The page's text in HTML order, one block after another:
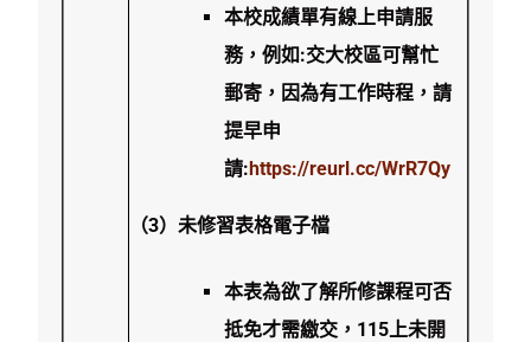
本校成績單有線上申請服
務，例如:交大校區可幫忙
郵寄，因為有工作時程，請
提早申
請:https://reurl.cc/WrR7Qy
（3）未修習表格電子檔
本表為欲了解所修課程可否
抵免才需繳交，115上未開